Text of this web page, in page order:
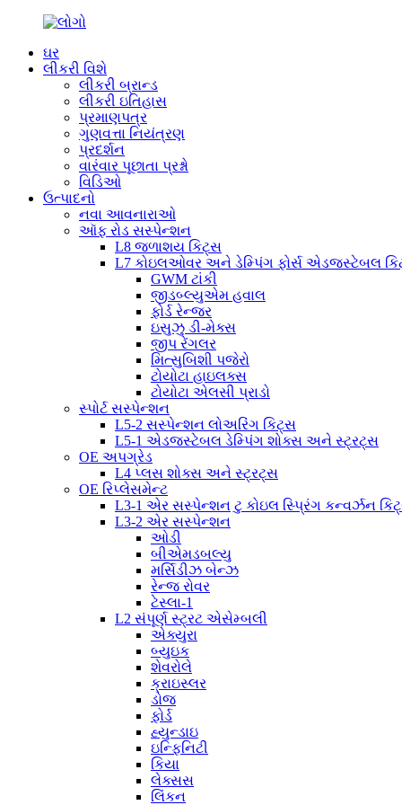
ઘર
લીકરી વિશે
લીકરી બ્રાન્ડ
લીકરી ઇતિહાસ
પ્રમાણપત્ર
ગુણવત્તા નિયંત્રણ
પ્રદર્શન
વારંવાર પૂછાતા પ્રશ્નો
વિડિઓ
ઉત્પાદનો
નવા આવનારાઓ
ઑફ રોડ સસ્પેન્શન
L8 જળાશય કિટ્સ
L7 કોઇલઓવર અને ડેમ્પિંગ ફોર્સ એડજસ્ટેબલ
GWM ટાંકી
જીડબ્લ્યુએમ હવાલ
ફોર્ડ રેન્જર
ઇસુઝુ ડી-મેક્સ
જીપ રેંગલર
મિત્સુબિશી પજેરો
ટોયોટા હાઇલક્સ
ટોયોટા એલસી પ્રાડો
સ્પોર્ટ સસ્પેન્શન
L5-2 સસ્પેન્શન લોઅરિંગ કિટ્સ
L5-1 એડજસ્ટેબલ ડેમ્પિંગ શોક્સ અને સ્ટ્રટ્સ
OE અપગ્રેડ
L4 પ્લસ શોક્સ અને સ્ટ્રટ્સ
OE રિપ્લેસમેન્ટ
L3-1 એર સસ્પેન્શન ટુ કોઇલ સ્પ્રિંગ કન્વર્ઝન
L3-2 એર સસ્પેન્શન
ઓડી
બીએમડબલ્યુ
મર્સિડીઝ બેન્ઝ
રેન્જ રોવર
ટેસ્લા-1
L2 સંપૂર્ણ સ્ટ્રટ એસેમ્બલી
એક્યુરા
બ્યુઇક
શેવરોલે
ક્રાઇસ્લર
ડોજ
ફોર્ડ
હ્યુન્ડાઇ
ઇન્ફિનિટી
કિયા
લેક્સસ
લિંકન